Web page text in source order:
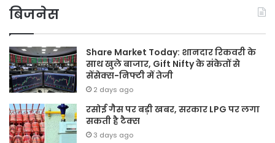
बिजनेस
Share Market Today: शानदार रिकवरी के
साथ खुले बाजार, Gift Nifty के संकेतों से
सेंसेक्स-निफ्टी में तेजी
2 days ago
रसोई गैस पर बड़ी खबर, सरकार LPG पर लगा
सकती है टैक्स
3 days ago